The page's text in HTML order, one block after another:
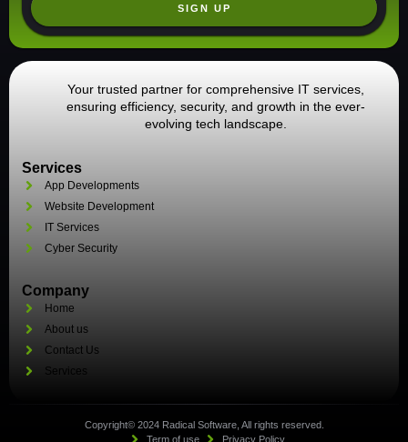
SIGN UP
Your trusted partner for comprehensive IT services,
ensuring efficiency, security, and growth in the ever-
evolving tech landscape.
Services
App Developments
Website Development
IT Services
Cyber Security
Company
Home
About us
Contact Us
Services
Copyright© 2024 Radical Software, All rights reserved.
Term of use
Privacy Policy